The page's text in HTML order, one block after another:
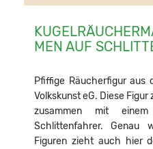
MEN AUF
Pfiffige Räucherfigur aus
Volkskunst eG. Diese
zusammen mit
Schlittenfahrer. Genau
Figuren zieht auch hier